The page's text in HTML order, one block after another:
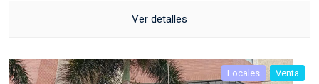
Ver detalles
Locales Venta